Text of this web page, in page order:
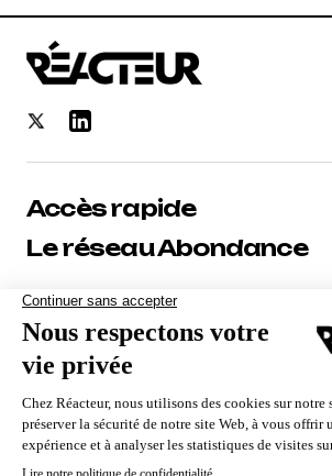
Accès rapide
Le réseau Abondance
Bénéficiez de -10% sur
abonnements
Recevoir le code
Nous utilisons des cookies pour vous
expérience sur notre site. Si vous
dernier, nous considérerons que vous